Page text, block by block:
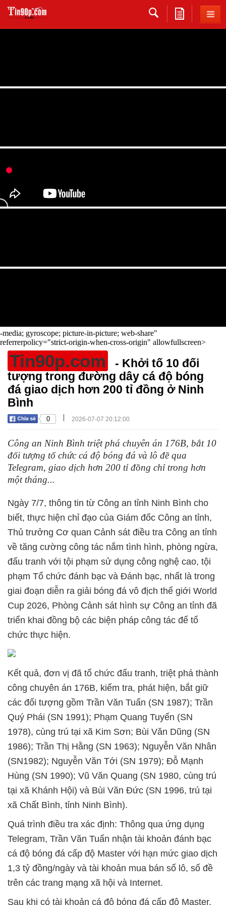
-media; gyroscope; picture-in-picture; web-share"
referrerpolicy="strict-origin-when-cross-origin" allowfullscreen>
Tin90p.com
- Khởi tố 10 đối
tượng trong đường dây cá độ bóng
đá giao dịch hơn 200 tỉ đồng ở Ninh
Bình
0 | 2026-07-07 20:12:00
Công an Ninh Bình triệt phá chuyên án 176B, bắt 10
đối tượng tổ chức cá độ bóng đá và lô đề qua
Telegram, giao dịch hơn 200 tỉ đồng chỉ trong hơn
một tháng...
Ngày 7/7, thông tin từ Công an tỉnh Ninh Bình cho
biết, thực hiện chỉ đạo của Giám đốc Công an tỉnh,
Thủ trưởng Cơ quan Cảnh sát điều tra Công an tỉnh
về tăng cường công tác nắm tình hình, phòng ngừa,
đấu tranh với tội phạm sử dụng công nghệ cao, tội
phạm Tổ chức đánh bạc và Đánh bạc, nhất là trong
giai đoạn diễn ra giải bóng đá vô địch thế giới World
Cup 2026, Phòng Cảnh sát hình sự Công an tỉnh đã
triển khai đồng bộ các biện pháp công tác để tổ
chức thực hiện.
Kết quả, đơn vị đã tổ chức đấu tranh, triệt phá thành
công chuyên án 176B, kiểm tra, phát hiện, bắt giữ
các đối tượng gồm Trần Văn Tuấn (SN 1987); Trần
Quý Phái (SN 1991); Phạm Quang Tuyến (SN
1978), cùng trú tại xã Kim Sơn; Bùi Văn Dũng (SN
1986); Trần Thị Hằng (SN 1963); Nguyễn Văn Nhân
(SN1982); Nguyễn Văn Tới (SN 1979); Đỗ Mạnh
Hùng (SN 1990); Vũ Văn Quang (SN 1980, cùng trú
tại xã Khánh Hội) và Bùi Văn Đức (SN 1996, trú tại
xã Chất Bình, tỉnh Ninh Bình).
Quá trình điều tra xác định: Thông qua ứng dụng
Telegram, Trần Văn Tuấn nhận tài khoản đánh bạc
cá độ bóng đá cấp độ Master với hạn mức giao dịch
1,3 tỷ đồng/ngày và tài khoản mua bán số lô, số đề
trên các trang mạng xã hội và Internet.
Sau khi có tài khoản cá độ bóng đá cấp độ Master,